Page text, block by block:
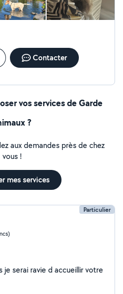
Contacter
vos services de Garde
?
aux demandes près de chez
vous !
mes services
Particulier
je serai ravie d accueillir votre